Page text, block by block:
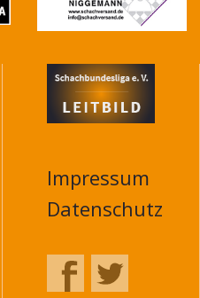
Impressum
Datenschutz